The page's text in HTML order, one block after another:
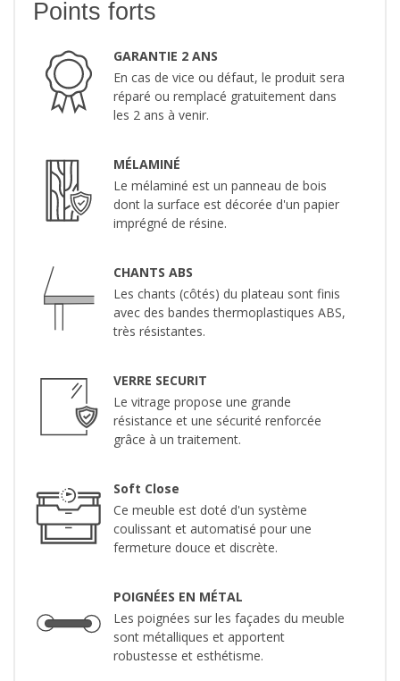
Points forts
GARANTIE 2 ANS
En cas de vice ou défaut, le produit sera
réparé ou remplacé gratuitement dans
les 2 ans à venir.
MÉLAMINÉ
Le mélaminé est un panneau de bois
dont la surface est décorée d'un papier
imprégné de résine.
CHANTS ABS
Les chants (côtés) du plateau sont finis
avec des bandes thermoplastiques ABS,
très résistantes.
VERRE SECURIT
Le vitrage propose une grande
résistance et une sécurité renforcée
grâce à un traitement.
Soft Close
Ce meuble est doté d'un système
coulissant et automatisé pour une
fermeture douce et discrète.
POIGNÉES EN MÉTAL
Les poignées sur les façades du meuble
sont métalliques et apportent
robustesse et esthétisme.